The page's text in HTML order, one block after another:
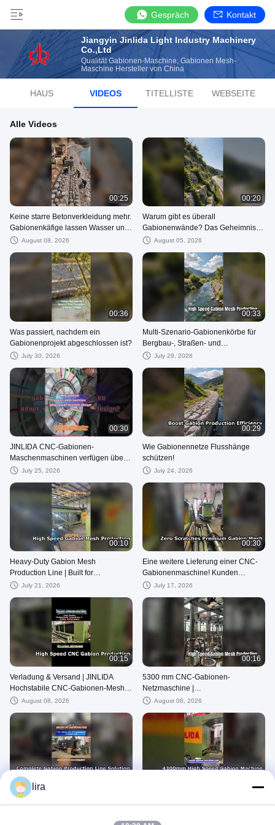
Gespräch Kontakt
Jiangyin Jinlida Light Industry Machinery
Co.,Ltd
Qualität Gabionen-Maschine, Gabionen Mesh-
Maschine Hersteller von China
HAUS VIDEOS TITELLISTE WEBSEITE
Alle Videos
00:25
Keine starre Betonverkleidung mehr.
Gabionenkäfige lassen Wasser und
Erde zirkulieren und stellen die
August 08, 2026
00:20
Warum gibt es überall
Gabionenwände? Das Geheimnis
hinter dieser einfachen technischen
August 05, 2026
00:36
Was passiert, nachdem ein
Gabionenprojekt abgeschlossen ist?
July 30, 2026
00:33
Multi-Szenario-Gabionenkörbe für
Bergbau-, Straßen- und
Wasserschutzarbeiten
July 29, 2026
00:30
JINLIDA CNC-Gabionen-
Maschenmaschinen verfügen über
ein gleichstarkes Design, um die
July 25, 2026
00:29
Wie Gabionennetze Flusshänge
schützen!
July 24, 2026
00:10
Heavy-Duty Gabion Mesh
Production Line | Built for
Continuous Manufacturing | JINLIDA
July 21, 2026
00:30
Eine weitere Lieferung einer CNC-
Gabionenmaschine! Kunden
weltweit vertrauen auf die
July 17, 2026
00:15
Verladung & Versand | JINLIDA
Hochstabile CNC-Gabionen-Mesh-
Produktionslinie
August 08, 2026
00:16
5300 mm CNC-Gabionen-
Netzmaschine |
Hochgeschwindigkeits-
JINLIDA-Fabrik
August 08, 2026
Eine komplette Gabionennetz-
Produktionslinie, geliefert von
Gabion Mesh Machine | Jinlida
lira